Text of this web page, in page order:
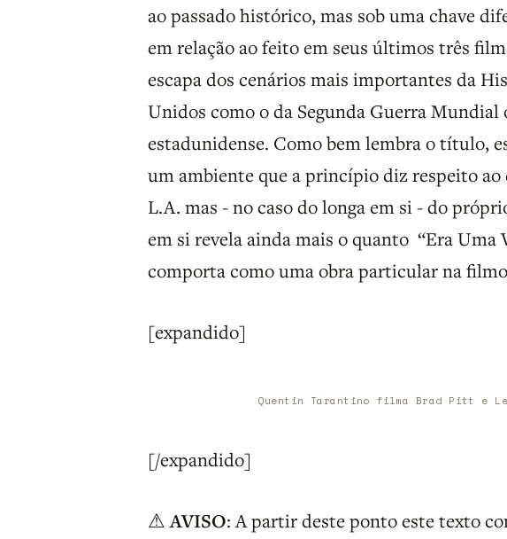
ao passado histórico, mas sob uma chave
em relação ao feito em seus últimos três
escapa dos cenários mais importantes da
Unidos como o da Segunda Guerra
estadunidense. Como bem lembra o título,
um ambiente que a princípio diz respeito
L.A. mas - no caso do longa em si - do
em si revela ainda mais o quanto “Era Uma
comporta como uma obra particular na
[expandido]
Quentin Tarantino filma Brad Pitt e
[/expandido]
⚠AVISO: A partir deste ponto este texto